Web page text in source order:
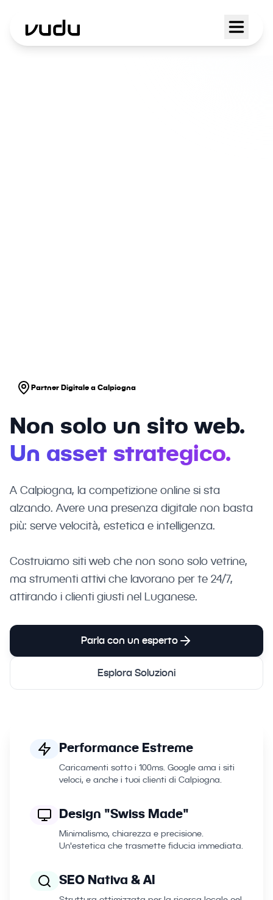
Partner Digitale a Calpiogna
Non solo un sito web.
Un asset strategico.
A Calpiogna, la competizione online si sta
alzando. Avere una presenza digitale non basta
più: serve velocità, estetica e intelligenza.
Costruiamo siti web che non sono solo vetrine,
ma strumenti attivi che lavorano per te 24/7,
attirando i clienti giusti nel Luganese.
Parla con un esperto
Esplora Soluzioni
Performance Estreme
Caricamenti sotto i 100ms. Google ama i siti
veloci, e anche i tuoi clienti di Calpiogna.
Design "Swiss Made"
Minimalismo, chiarezza e precisione.
Un'estetica che trasmette fiducia immediata.
SEO Nativa & AI